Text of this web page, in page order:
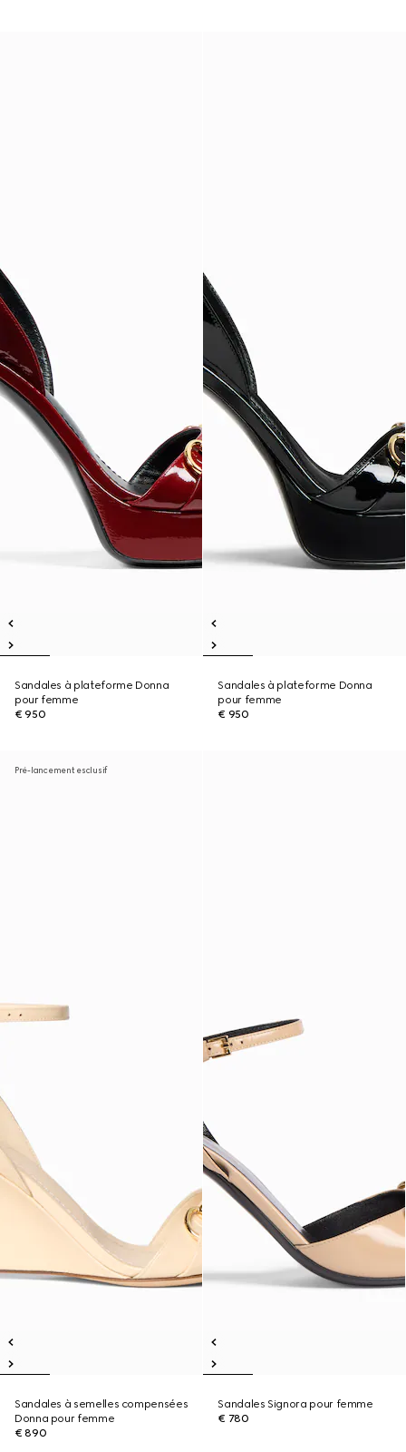
Sandales à plateforme Donna
pour femme
€ 950
Sandales à plateforme Donna
pour femme
€ 950
Pré-lancement esclusif
Sandales à semelles compensées
Donna pour femme
€ 890
Sandales Signora pour femme
€ 780